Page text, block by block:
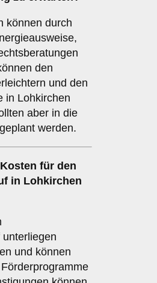
können durch
den
und den
in Lohkirchen
aber in die
werden.
für den
in Lohkirchen
und können